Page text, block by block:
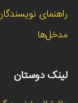
راهنمای
مدخل‌ها
لینک دوستان